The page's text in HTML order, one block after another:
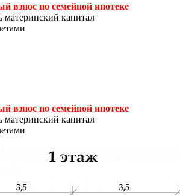
взнос по семейной ипотеке
капитал
взнос по семейной ипотеке
капитал